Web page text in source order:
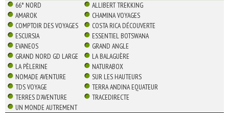
66° NORD
ALLIBERT TREKKING
AMAROK
CHAMINA VOYAGES
COMPTOIR DES VOYAGES
COSTA RICA DÉCOUVERTE
ESCURSIA
ESSENTIEL BOTSWANA
EVANEOS
GRAND ANGLE
GRAND NORD GD LARGE
LA BALAGUÈRE
LA PÈLERINE
NATURABOX
NOMADE AVENTURE
SUR LES HAUTEURS
TDS VOYAGE
TERRA ANDINA EQUATEUR
TERRES D'AVENTURE
TRACEDIRECTE
UN MONDE AUTREMENT